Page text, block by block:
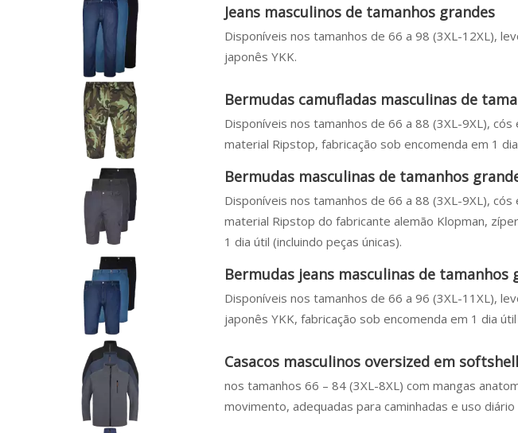
Jeans masculinos de tamanhos grandes
Disponíveis nos tamanhos de 66 a 98 (3XL-12XL),
japonês YKK.
Bermudas camufladas masculinas de
Disponíveis nos tamanhos de 66 a 88 (3XL-9XL),
material Ripstop, fabricação sob encomenda em 1
Bermudas masculinas de tamanhos
Disponíveis nos tamanhos de 66 a 88 (3XL-9XL),
material Ripstop do fabricante alemão Klopman,
1 dia útil (incluindo peças únicas).
Bermudas jeans masculinas de tamanhos
Disponíveis nos tamanhos de 66 a 96 (3XL-11XL),
japonês YKK, fabricação sob encomenda em 1 dia
Casacos masculinos oversized em softshell
nos tamanhos 66 – 84 (3XL-8XL) com mangas
movimento, adequadas para caminhadas e uso diário